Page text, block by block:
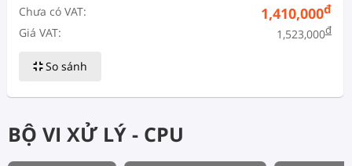
Chưa có VAT: 1,410,000đ
Giá VAT: 1,523,000đ
So sánh
BỘ VI XỬ LÝ - CPU